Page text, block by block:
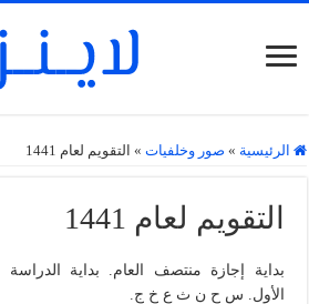
الرئيسية » صور وخلفيات » التقويم لعام 1441
التقويم لعام 1441
بداية إجازة منتصف العام. بداية
الأول. س ح ن ث ع خ ج.